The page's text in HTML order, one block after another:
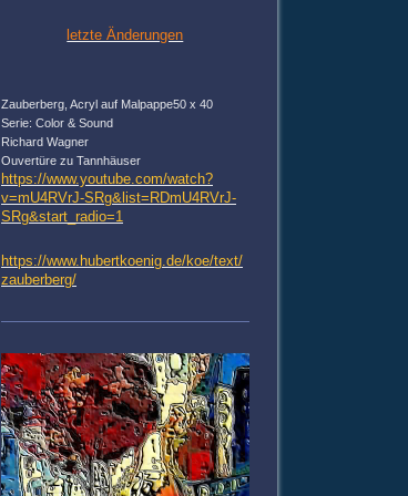
letzte Änderungen
Zauberberg, Acryl auf Malpappe50 x 40
Serie: Color & Sound
Richard Wagner
Ouvertüre zu Tannhäuser
https://www.youtube.com/watch?
v=mU4RVrJ-SRg&list=RDmU4RVrJ-
SRg&start_radio=1
https://www.hubertkoenig.de/koe/text/
zauberberg/